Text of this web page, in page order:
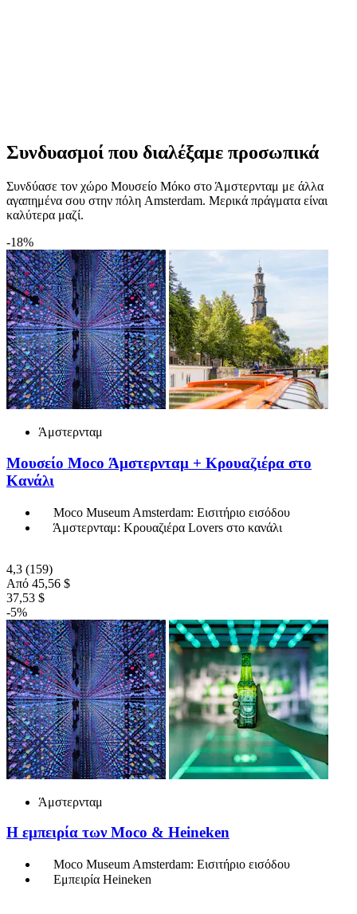
Συνδυασμοί που διαλέξαμε προσωπικά
Συνδύασε τον χώρο Μουσείο Μόκο στο Άμστερνταμ με άλλα
αγαπημένα σου στην πόλη Amsterdam. Μερικά πράγματα είναι
καλύτερα μαζί.
-18%
Άμστερνταμ
Μουσείο Moco Άμστερνταμ + Κρουαζιέρα στο
Κανάλι
Moco Museum Amsterdam: Εισιτήριο εισόδου
Άμστερνταμ: Κρουαζιέρα Lovers στο κανάλι
4,3 (159)
Από 45,56 $
37,53 $
-5%
Άμστερνταμ
Η εμπειρία των Moco & Heineken
Moco Museum Amsterdam: Εισιτήριο εισόδου
Εμπειρία Heineken